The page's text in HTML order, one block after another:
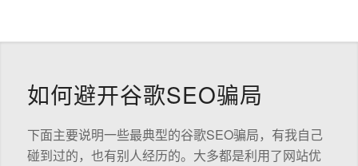
如何避开谷歌SEO骗局
下面主要说明一些最典型的谷歌SEO骗局，有我自己
碰到过的，也有别人经历的。大多都是利用了网站优